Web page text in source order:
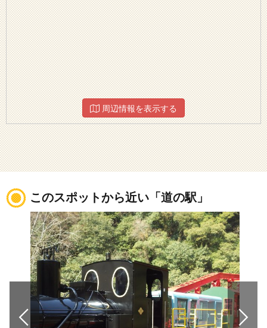
周辺情報を表示する
このスポットから近い「道の駅」